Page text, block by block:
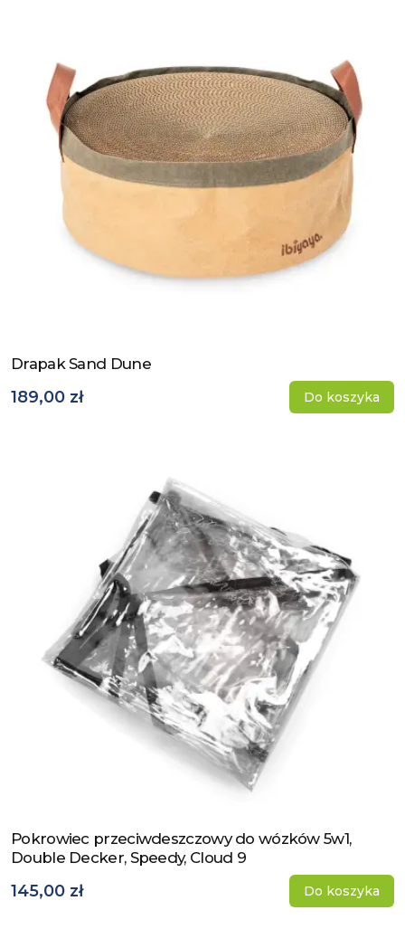
Zobacz produkt
Drapak Sand Dune
189,00 zł Do koszyka
Zobacz produkt
Pokrowiec przeciwdeszczowy do wózków 5w1,
Double Decker, Speedy, Cloud 9
145,00 zł Do koszyka